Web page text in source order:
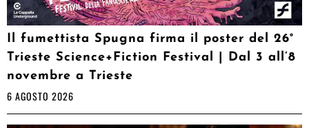
Il fumettista Spugna firma il poster del 26°
Trieste Science+Fiction Festival | Dal 3 all’8
novembre a Trieste
6 AGOSTO 2026